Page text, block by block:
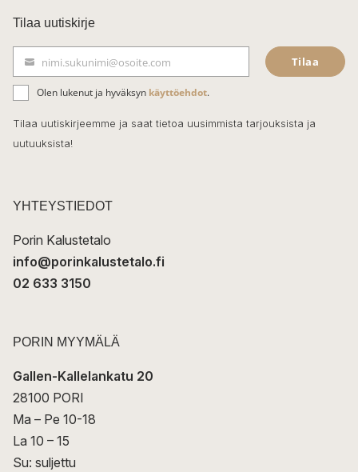
c
e
b
o
o
k
Tilaa uutiskirje
ä
h
k
p
t
nimi.sukunimi@osoite.com Tilaa
Olen lukenut ja hyväksyn käyttöehdot.
Tilaa uutiskirjeemme ja saat tietoa uusimmista tarjouksista ja
uutuuksista!
YHTEYSTIEDOT
Porin Kalustetalo
info@porinkalustetalo.fi
02 633 3150
PORIN MYYMÄLÄ
Gallen-Kallelankatu 20
28100 PORI
Ma – Pe 10-18
La 10 – 15
Su: suljettu